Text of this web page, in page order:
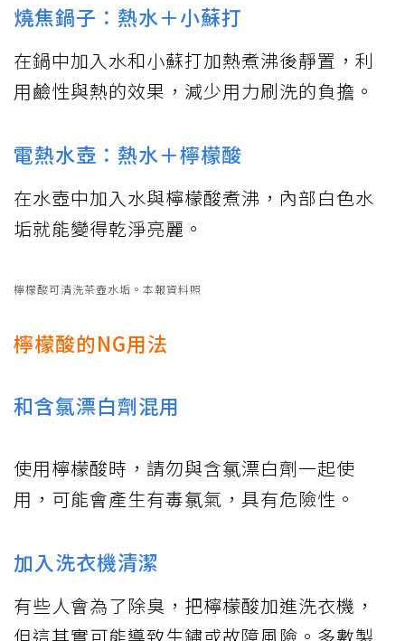
燒焦鍋子：熱水＋小蘇打
在鍋中加入水和小蘇打加熱煮沸後靜置，利
用鹼性與熱的效果，減少用力刷洗的負擔。
電熱水壺：熱水＋檸檬酸
在水壺中加入水與檸檬酸煮沸，內部白色水
垢就能變得乾淨亮麗。
檸檬酸的NG用法